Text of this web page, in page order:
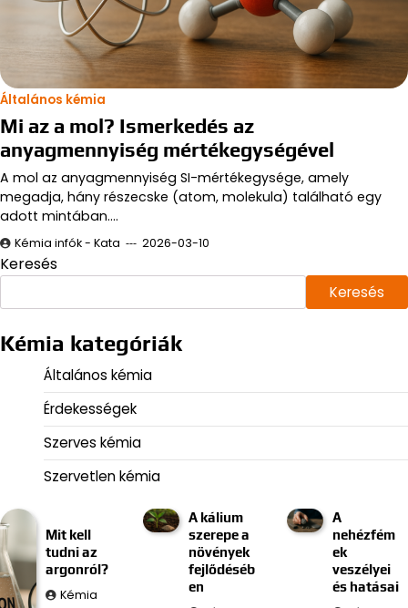
Általános kémia
Mi az a mol? Ismerkedés az
anyagmennyiség mértékegységével
A mol az anyagmennyiség SI-mértékegysége, amely
megadja, hány részecske (atom, molekula) található egy
adott mintában.…
Kémia infók - Kata 2026-03-10
Keresés
Keresés
Kémia kategóriák
Általános kémia
Érdekességek
Szerves kémia
Szervetlen kémia
Mit kell
tudni az
argonról?
Kémia
A kálium
szerepe a
növények
fejlődéséb
en
A
nehézfém
ek
veszélyei
és hatásai